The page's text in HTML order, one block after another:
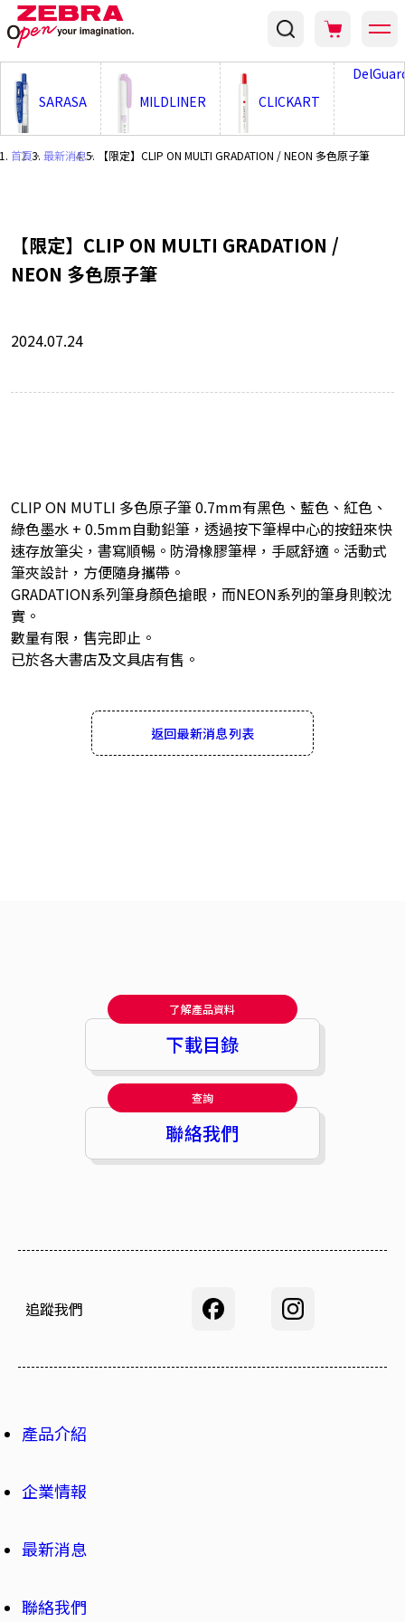
SARASA MILDLINER CLICKART
首頁・ 最新消息・ 【限定】CLIP ON MULTI GRADATION / NEON 多色原子筆
【限定】CLIP ON MULTI GRADATION /
NEON 多色原子筆
2024.07.24
CLIP ON MUTLI 多色原子筆 0.7mm有黑色、藍色、紅色、
綠色墨水 + 0.5mm自動鉛筆，透過按下筆桿中心的按鈕來快
速存放筆尖，書寫順暢。防滑橡膠筆桿，手感舒適。活動式
筆夾設計，方便隨身攜帶。
GRADATION系列筆身顏色搶眼，而NEON系列的筆身則較沈
實。
數量有限，售完即止。
已於各大書店及文具店有售。
返回最新消息列表
了解產品資料
下載目錄
查詢
聯絡我們
產品介紹
企業情報
最新消息
聯絡我們
追蹤我們